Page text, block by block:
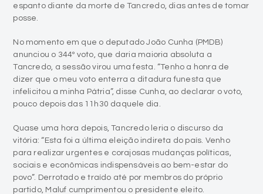
No momento em que o deputado João Cunha (PMDB)
anunciou o 344º voto, que daria maioria absoluta a
dizer que o meu voto enterra a ditadura funesta que
infelicitou a minha Pátria”, disse Cunha, ao declarar o voto,
pouco depois das 11h30 daquele dia.
Quase uma hora depois, Tancredo leria o discurso da
vitória: “Esta foi a última eleição indireta do país. Venho
sociais e econômicas indispensáveis ao bem-estar do
povo”. Derrotado e traído até por membros do próprio
partido, Maluf cumprimentou o presidente eleito.